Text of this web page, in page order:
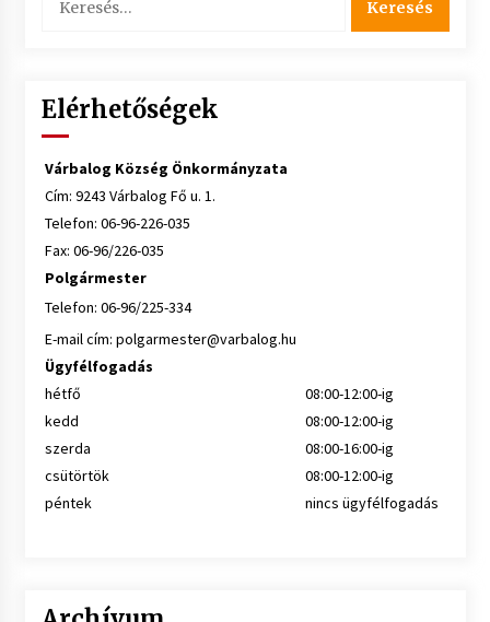
Elérhetőségek
Várbalog Község Önkormányzata
Cím: 9243 Várbalog Fő u. 1.
Telefon: 06-96-226-035
Fax: 06-96/226-035
Polgármester
Telefon: 06-96/225-334
E-mail cím: polgarmester@varbalog.hu
Ügyfélfogadás
hétfő
08:00-12:00-ig
kedd
08:00-12:00-ig
szerda
08:00-16:00-ig
csütörtök
08:00-12:00-ig
péntek
nincs ügyfélfogadás